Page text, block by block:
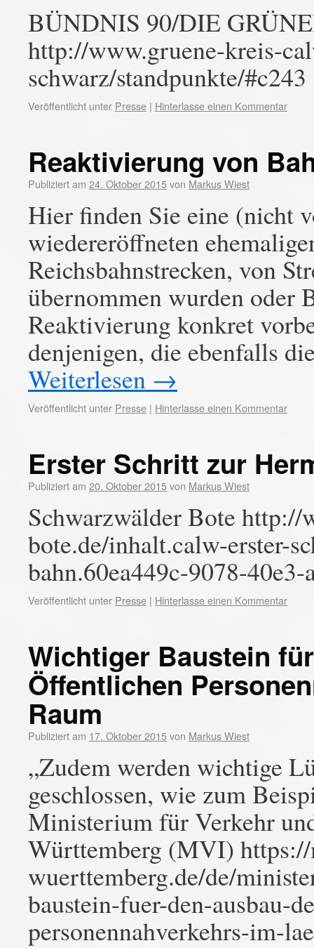
BÜNDNIS 90/DIE
http://www.gruene-kreis-
schwarz/standpunkte/#c243
Veröffentlicht unter Presse | Hinterlasse einen Kommentar
Reaktivierung von
Publiziert am 24. Oktober 2015von Markus Wiest
Hier finden Sie eine (nicht
wiedereröffneten
Reichsbahnstrecken, von
übernommen wurden oder
Reaktivierung konkret
denjenigen, die ebenfalls
Weiterlesen →
Veröffentlicht unter Presse | Hinterlasse einen Kommentar
Erster Schritt zur
Publiziert am 20. Oktober 2015von Markus Wiest
Schwarzwälder Bote http://
bote.de/inhalt.calw-erster-
bahn.60ea449c-9078-
Veröffentlicht unter Presse | Hinterlasse einen Kommentar
Wichtiger Baustein
Öffentlichen
Raum
Publiziert am 17. Oktober 2015von Markus Wiest
„Zudem werden wichtige
geschlossen, wie zum
Ministerium für Verkehr
Württemberg (MVI)
wuerttemberg.de/de/
baustein-fuer-den-ausbau-
personennahverkehrs-im-